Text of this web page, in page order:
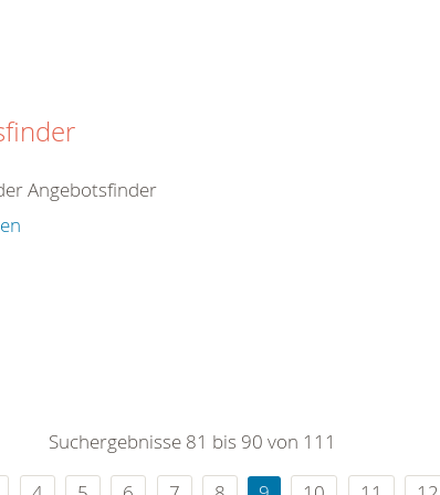
Angebotsfinder
Suchergebnisse 81 bis 90 von 111